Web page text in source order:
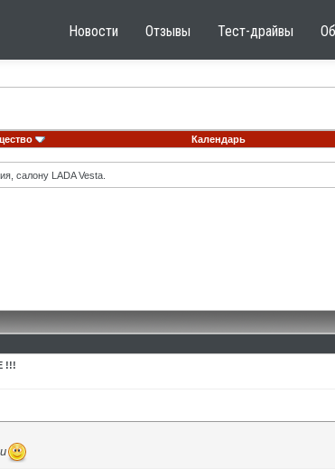
Новости Отзывы Тест-драйвы
Календарь
салону LADA Vesta.
!!!